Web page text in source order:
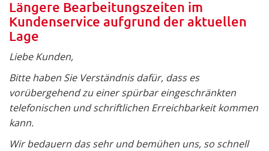
Längere Bearbeitungszeiten im
Kundenservice aufgrund der aktuellen
Lage
Liebe Kunden,
Bitte haben Sie Verständnis dafür, dass es
vorübergehend zu einer spürbar eingeschränkten
telefonischen und schriftlichen Erreichbarkeit kommen
kann.
Wir bedauern das sehr und bemühen uns, so schnell